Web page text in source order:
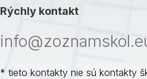
Rýchly kontakt
* tieto kontakty nie sú kontakty